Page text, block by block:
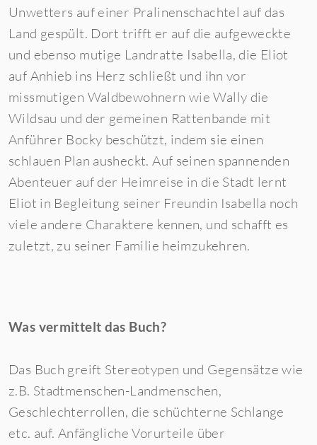
Unwetters auf einer Pralinenschachtel auf das
Land gespült. Dort trifft er auf die aufgeweckte
und ebenso mutige Landratte Isabella, die Eliot
auf Anhieb ins Herz schließt und ihn vor
missmutigen Waldbewohnern wie Wally die
Wildsau und der gemeinen Rattenbande mit
Anführer Bocky beschützt, indem sie einen
schlauen Plan ausheckt. Auf seinen spannenden
Abenteuer auf der Heimreise in die Stadt lernt
Eliot in Begleitung seiner Freundin Isabella noch
viele andere Charaktere kennen, und schafft es
zuletzt, zu seiner Familie heimzukehren.
Was vermittelt das Buch?
Das Buch greift Stereotypen und Gegensätze wie
z.B. Stadtmenschen-Landmenschen,
Geschlechterrollen, die schüchterne Schlange
etc. auf. Anfängliche Vorurteile über